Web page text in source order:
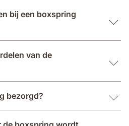
bij een boxspring
van de
bezorgd?